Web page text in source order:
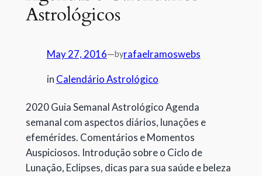
Astrológicos
May 27, 2016—byrafaelramoswebs
in Calendário Astrológico
2020 Guia Semanal Astrológico Agenda
semanal com aspectos diários, lunações e
efemérides. Comentários e Momentos
Auspiciosos. Introdução sobre o Ciclo de
Lunação, Eclipses, dicas para sua saúde e beleza